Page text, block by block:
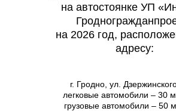
на автостоянке УП
на 2026 год,
адресу:
г. Гродно, ул.
легковые автомобили – 30
грузовые автомобили – 50